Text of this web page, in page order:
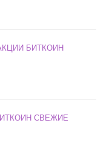
БИТКОИН
СВЕЖИЕ